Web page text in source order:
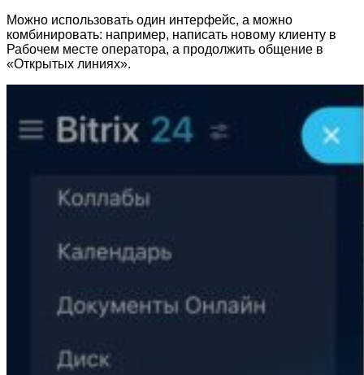
Можно использовать один интерфейс, а можно
комбинировать: например, написать новому клиенту в
Рабочем месте оператора, а продолжить общение в
«Открытых линиях».